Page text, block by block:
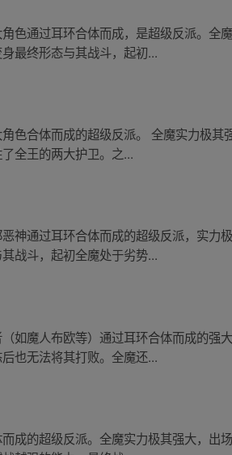
色通过耳环合体而成，是超级反派。全
最终形态与其战斗，起初...
色合体而成的超级反派。 全魔实力极
全王的两大护卫。之...
神通过耳环合体而成的超级反派，实力
战斗，起初全魔处于劣势...
如魔人布欧等）通过耳环合体而成的强
也无法将其打败。全魔还...
成的超级反派。全魔实力极其强大，出